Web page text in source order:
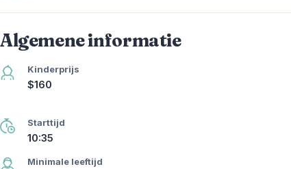
Algemene informatie
Kinderprijs
$160
Starttijd
10:35
Minimale leeftijd